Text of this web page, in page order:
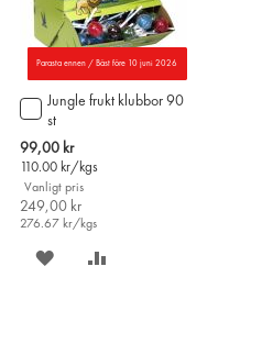
Parasta ennen / Bäst före 10 juni 2026
Jungle frukt klubbor 90
st
Special
Price
99,00 kr
110.00 kr/kgs
Vanligt pris
249,00 kr
276.67 kr/kgs
Lägg
till
i
varukorgen
SPARA